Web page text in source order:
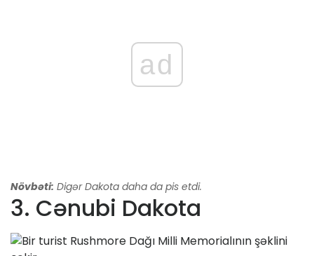
ad
Növbəti: Digər Dakota daha da pis etdi.
3. Cənubi Dakota